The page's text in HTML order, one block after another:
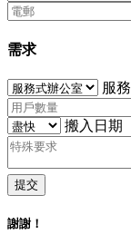
需求
服務
搬入日期
提交
謝謝！